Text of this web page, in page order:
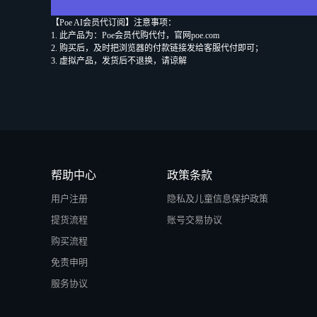
【Poe AI会员代订阅】注意事项：
1. 此产品为：Poe会员代购代付，官网poe.com
2. 购买后，及时把浏览器的付款链接发给客服代付即可；
3. 虚拟产品，发货后不退换，请谅解
帮助中心
用户注册
提货流程
购买流程
免责申明
服务协议
政策条款
隐私及儿童信息保护政策
账号交易协议